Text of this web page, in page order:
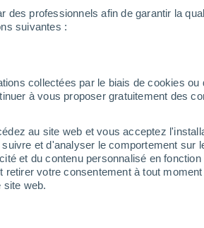
des professionnels afin de garantir la
suivantes :
collectées par le biais de cookies ou
à vous proposer gratuitement des
au site web et vous acceptez
et d'analyser le comportement sur
et du contenu personnalisé en
retirer votre consentement à tout
site web.
Heure par heure
Pluie faible